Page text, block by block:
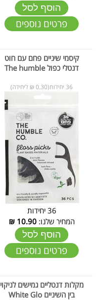
הוסף לסל
פרטים נוספים
קיסמי שיניים פחם עם חוט
דנטלי כפול The humble
36 יחידות(0.30 ₪ ליחידה)
36 יחידות
המחיר שלנו:10.90
₪
הוסף לסל
פרטים נוספים
מקלות דנטליים גמישים לניקוי
בין השיניים White Glo